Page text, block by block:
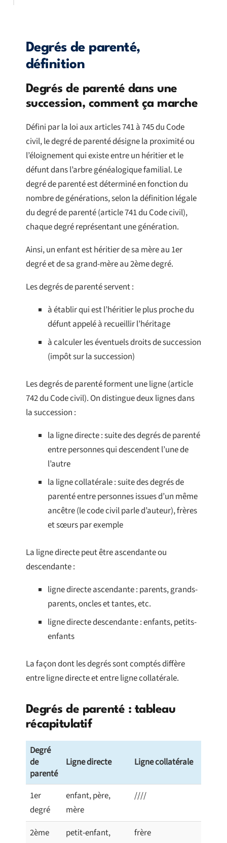
Degrés de parenté,
définition
Degrés de parenté dans une
succession, comment ça marche
Défini par la loi aux articles 741 à 745 du Code
civil, le degré de parenté désigne la proximité ou
l’éloignement qui existe entre un héritier et le
défunt dans l’arbre généalogique familial. Le
degré de parenté est déterminé en fonction du
nombre de générations, selon la définition légale
du degré de parenté (article 741 du Code civil),
chaque degré représentant une génération.
Ainsi, un enfant est héritier de sa mère au 1er
degré et de sa grand-mère au 2ème degré.
Les degrés de parenté servent :
à établir qui est l’héritier le plus proche du
défunt appelé à recueillir l’héritage
à calculer les éventuels droits de succession
(impôt sur la succession)
Les degrés de parenté forment une ligne (article
742 du Code civil). On distingue deux lignes dans
la succession :
la ligne directe : suite des degrés de parenté
entre personnes qui descendent l’une de
l’autre
la ligne collatérale : suite des degrés de
parenté entre personnes issues d’un même
ancêtre (le code civil parle d’auteur), frères
et sœurs par exemple
La ligne directe peut être ascendante ou
descendante :
ligne directe ascendante : parents, grands-
parents, oncles et tantes, etc.
ligne directe descendante : enfants, petits-
enfants
La façon dont les degrés sont comptés diffère
entre ligne directe et entre ligne collatérale.
Degrés de parenté : tableau
récapitulatif
Degré
de
parenté
Ligne directe Ligne collatérale
1er
degré
enfant, père,
mère
////
2ème
petit-enfant,
frère